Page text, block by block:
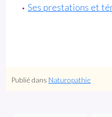
Ses prestations et
Publié dans Naturopathie